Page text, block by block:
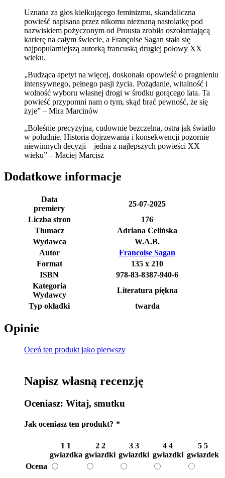
Uznana za głos kiełkującego feminizmu, skandaliczna
powieść napisana przez nikomu nieznaną nastolatkę pod
nazwiskiem pożyczonym od Prousta zrobiła oszołamiającą
karierę na całym świecie, a Françoise Sagan stała się
najpopularniejszą autorką francuską drugiej połowy XX
wieku.
„Budząca apetyt na więcej, doskonała opowieść o pragnieniu
intensywnego, pełnego pasji życia. Pożądanie, witalność i
wolność wyboru własnej drogi w środku gorącego lata. Ta
powieść przypomni nam o tym, skąd brać pewność, że się
żyje” – Mira Marcinów
„Boleśnie precyzyjna, cudownie bezczelna, ostra jak światło
w południe. Historia dojrzewania i konsekwencji pozornie
niewinnych decyzji – jedna z najlepszych powieści XX
wieku” – Maciej Marcisz
Dodatkowe informacje
Data
premiery
25-07-2025
Liczba stron
176
Tłumacz
Adriana Celińska
Wydawca
W.A.B.
Autor
Francoise Sagan
Format
135 x 210
ISBN
978-83-8387-940-6
Kategoria
Wydawcy
Literatura piękna
Typ okładki
twarda
Opinie
Oceń ten produkt jako pierwszy
Napisz własną recenzję
Oceniasz: Witaj, smutku
Jak oceniasz ten produkt? *
1 1
gwiazdka
2 2
gwiazdki
3 3
gwiazdki
4 4
gwiazdki
5 5
gwiazdek
Ocena